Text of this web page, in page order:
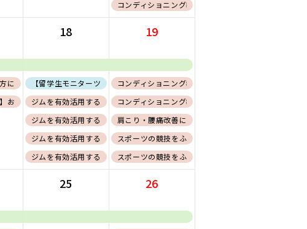
】
コンディショニング教室〜体幹/バランス能力向上編〜
に向けたコンディショニング
】おうちでできる姿勢改善に向けたコンディショニング
18
【留学生モニターツアー】旭岳山麓スノーシュー体験
ジムを有効活用するためのエクササイズ紹介〜基礎編〜【会員証必須】
ジムを有効活用するためのエクササイズ紹介〜応用編〜【会員証必須】
ジムを有効活用するためのエクササイズ紹介〜基礎編〜【会員証必須】
ジムを有効活用するためのエクササイズ紹介〜応用編〜【会員証必須】
19
コンディショニング教室〜クールダウン編〜
コンディショニング教室〜筋力向上編〜
肩こり・腰痛改善に向けたコンディショニング
スポーツの競技をふまえたコンディショニング 基礎編
スポーツの競技をふまえたコンディショニング ウエイ
25 26